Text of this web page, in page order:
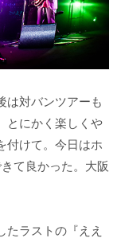
は対バンツアーも
とにかく楽しくや
付けて。今日はホ
て良かった。大阪
ラストの『ええ